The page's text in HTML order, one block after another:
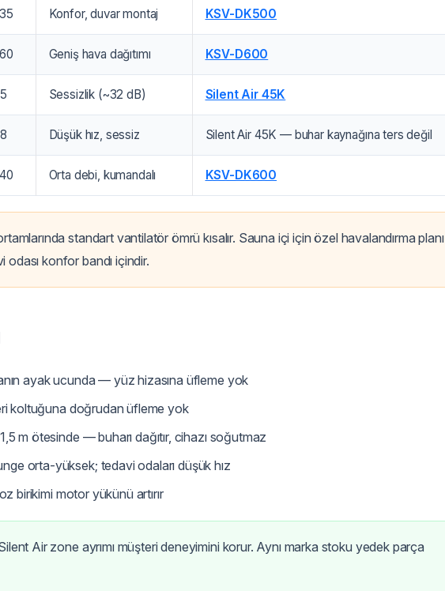
Konfor, duvar montaj KSV-DK500
Geniş hava dağıtımı KSV-D600
Sessizlik (~32 dB) Silent Air 45K
Düşük hız, sessiz Silent Air 45K — buhar kaynağına ters değil
Orta debi, kumandalı KSV-DK600
standart vantilatör ömrü kısalır. Sauna içi için özel havalandırma planı
konfor bandı içindir.
ayak ucunda — yüz hizasına üfleme yok
koltuğuna doğrudan üfleme yok
m ötesinde — buharı dağıtır, cihazı soğutmaz
orta-yüksek; tedavi odaları düşük hız
birikimi motor yükünü artırır
Air zone ayrımı müşteri deneyimini korur. Aynı marka stoku yedek parça